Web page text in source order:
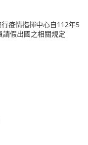
疫情指揮中心自112年5
假出國之相關規定